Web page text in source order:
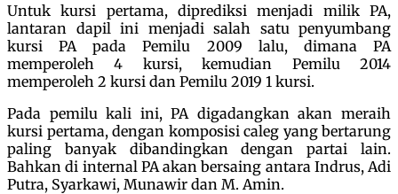
Untuk kursi pertama, diprediksi menjadi milik PA,
lantaran dapil ini menjadi salah satu penyumbang
kursi PA pada Pemilu 2009 lalu, dimana PA
memperoleh 4 kursi, kemudian Pemilu 2014
memperoleh 2 kursi dan Pemilu 2019 1 kursi.
Pada pemilu kali ini, PA digadangkan akan meraih
kursi pertama, dengan komposisi caleg yang bertarung
paling banyak dibandingkan dengan partai lain.
Bahkan di internal PA akan bersaing antara Indrus, Adi
Putra, Syarkawi, Munawir dan M. Amin.